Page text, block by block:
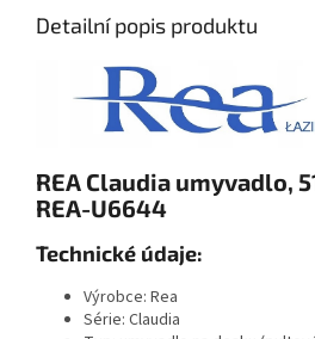
Detailní popis produktu
REA Claudia umyvadlo,
REA-U6644
Technické údaje:
Výrobce: Rea
Série: Claudia